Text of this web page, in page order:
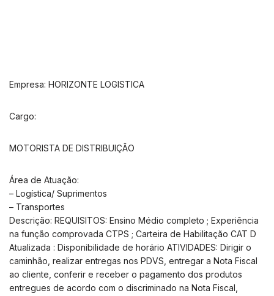
Empresa: HORIZONTE LOGISTICA
Cargo:
MOTORISTA DE DISTRIBUIÇÃO
Área de Atuação:
– Logística/ Suprimentos
– Transportes
Descrição: REQUISITOS: Ensino Médio completo ; Experiência
na função comprovada CTPS ; Carteira de Habilitação CAT D
Atualizada : Disponibilidade de horário ATIVIDADES: Dirigir o
caminhão, realizar entregas nos PDVS, entregar a Nota Fiscal
ao cliente, conferir e receber o pagamento dos produtos
entregues de acordo com o discriminado na Nota Fiscal,